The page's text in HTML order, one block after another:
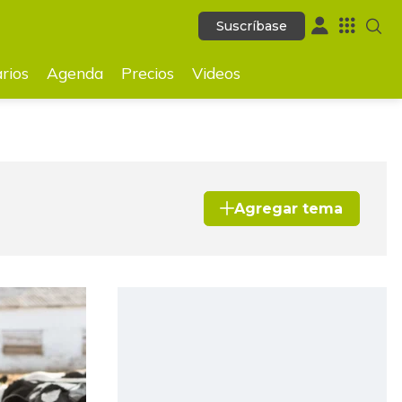
Suscríbase
Videos
Suscríbase
Agenda Precios Videos
Agregar tema